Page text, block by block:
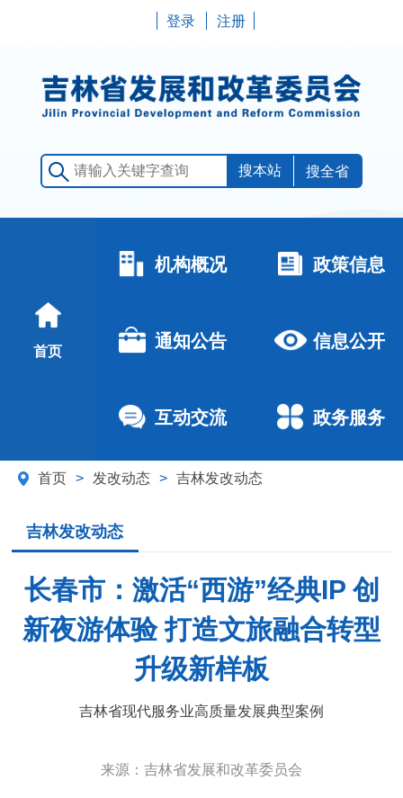
登录 注册
搜全省
首页
机构概况 政策信息
通知公告 信息公开
互动交流 政务服务
首页 > 发改动态 > 吉林发改动态
吉林发改动态
长春市：激活“西游”经典IP 创
新夜游体验 打造文旅融合转型
升级新样板
吉林省现代服务业高质量发展典型案例
来源： 吉林省发展和改革委员会